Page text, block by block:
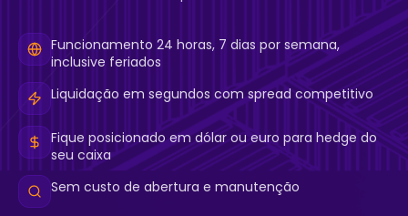
Funcionamento 24 horas, 7 dias por semana,
inclusive feriados
Liquidação em segundos com spread competitivo
Fique posicionado em dólar ou euro para hedge do
seu caixa
Sem custo de abertura e manutenção